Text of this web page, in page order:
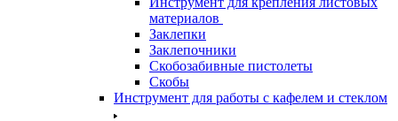
материалов
Заклепки
Заклепочники
Скобозабивные пистолеты
Скобы
Инструмент для работы с кафелем и стеклом